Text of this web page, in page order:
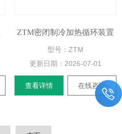
ZTM密闭制冷加热循环装置
型号：ZTM
更新日期： 2026-07-01
查看详情 在线咨询